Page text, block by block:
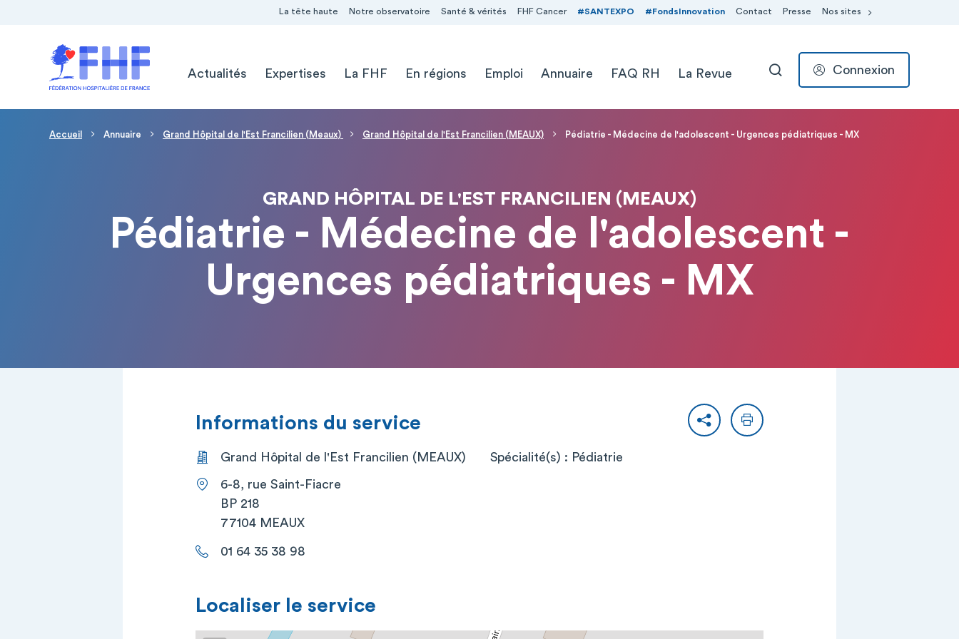
La tête haute Notre observatoire Santé & vérités FHF Cancer #SANTEXPO #FondsInnovation Contact Presse Nos sites
Actualités
Expertises La FHF En régions Emploi Annuaire FAQ RH La Revue RECHERCHER
Connexion
Fil d'Ariane
Accueil Annuaire Grand Hôpital de l'Est Francilien (Meaux) Grand Hôpital de l'Est Francilien (MEAUX) Pédiatrie - Médecine de l'adolescent - Urgences pédiatriques - MX
GRAND HÔPITAL DE L'EST FRANCILIEN (MEAUX)
Pédiatrie - Médecine de l'adolescent -
Urgences pédiatriques - MX
PartagerImprimer
Informations du service
Grand Hôpital de l'Est Francilien (MEAUX)
6-8, rue Saint-Fiacre
BP 218
77104 MEAUX
01 64 35 38 98
Spécialité(s) : Pédiatrie
Localiser le service